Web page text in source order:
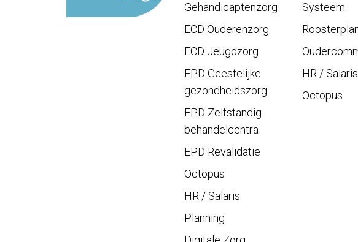
Gehandicaptenzorg
ECD Ouderenzorg
ECD Jeugdzorg
EPD Geestelijke
gezondheidszorg
EPD Zelfstandig
behandelcentra
EPD Revalidatie
Octopus
HR / Salaris
Planning
Systeem
HR / Salaris
Octopus